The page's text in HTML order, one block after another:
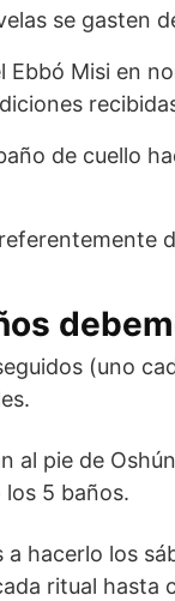
se gasten
Ebbó Misi en
de cuello
(uno
al pie de
5 baños.
a hacerlo los
ritual hasta